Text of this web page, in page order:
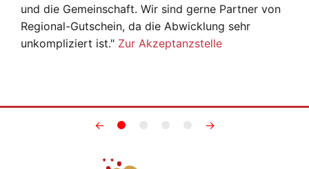
und die Gemeinschaft. Wir sind gerne Partner von
Regional-Gutschein, da die Abwicklung sehr
unkompliziert ist." Zur Akzeptanzstelle
← →